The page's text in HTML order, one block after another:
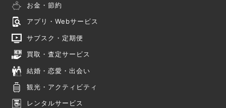
お金・節約
アプリ・Webサービス
サブスク・定期便
買取・査定サービス
結婚・恋愛・出会い
観光・アクティビティ
レンタルサービス